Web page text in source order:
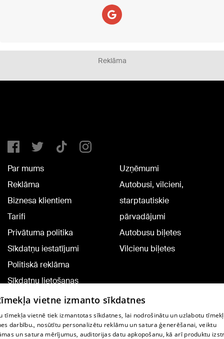
Reklāma
Par mums
Reklāma
Biznesa klientiem
Tarifi
Privātuma politika
Sīkdatņu iestatījumi
Politiskā reklāma
Sīkdatņu lietošanas
noteikumi
Komentāru pievienošana
Uzņēmumi
Autobusi, vilcieni,
starptautiskie
pārvadājumi
Autobusu biļetes
Vilcienu biļetes
TV programma
vietne izmanto sīkdatnes
tīmekļa vietnē tiek izmantotas sīkdatnes, lai nodrošinātu un uzlabotu
darbību., nosūtītu personalizētu reklāmu un satura ģenerēšanai, veiktu
un satura mērījumus, auditorijas datu apkopošanu, kā arī produktu